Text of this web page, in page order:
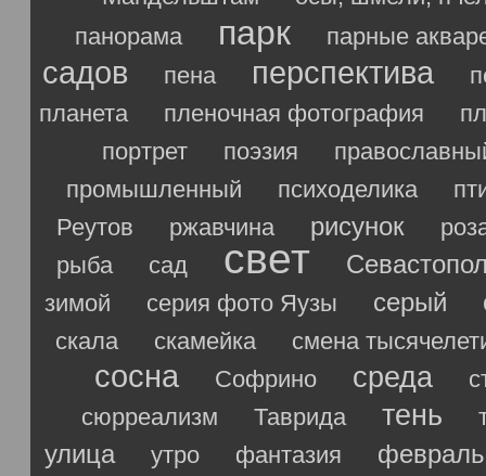
панорама
парк парные
садов пена перспектива
планета
пленочная фотография
портрет
поэзия
промышленный
психоделика
Реутов
ржавчина рисунок
рыба
сад свет
зимой серия фото Яузы серый
скала скамейка смена
сосна Софрино среда
сюрреализм
Таврида тень
улица утро фантазия февраль